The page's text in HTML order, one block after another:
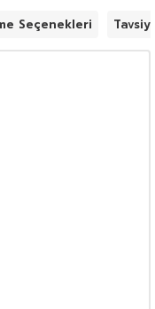
Seçenekleri